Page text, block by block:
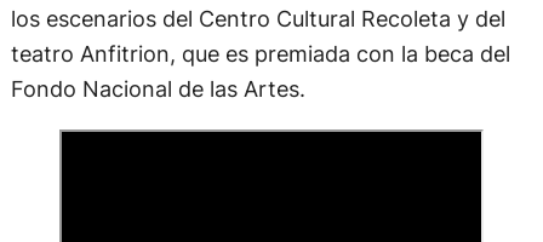
los escenarios del Centro Cultural Recoleta y del
teatro Anfitrion, que es premiada con la beca del
Fondo Nacional de las Artes.